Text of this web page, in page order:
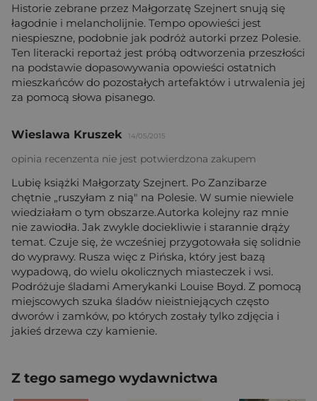
Historie zebrane przez Małgorzatę Szejnert snują się
łagodnie i melancholijnie. Tempo opowieści jest
niespieszne, podobnie jak podróż autorki przez Polesie.
Ten literacki reportaż jest próbą odtworzenia przeszłości
na podstawie dopasowywania opowieści ostatnich
mieszkańców do pozostałych artefaktów i utrwalenia jej
za pomocą słowa pisanego.
Wieslawa Kruszek 14/05/2015
opinia recenzenta nie jest potwierdzona zakupem
Lubię książki Małgorzaty Szejnert. Po Zanzibarze
chętnie „ruszyłam z nią" na Polesie. W sumie niewiele
wiedziałam o tym obszarze.Autorka kolejny raz mnie
nie zawiodła. Jak zwykle dociekliwie i starannie drąży
temat. Czuje się, że wcześniej przygotowała się solidnie
do wyprawy. Rusza więc z Pińska, który jest bazą
wypadową, do wielu okolicznych miasteczek i wsi.
Podróżuje śladami Amerykanki Louise Boyd. Z pomocą
miejscowych szuka śladów nieistniejących często
dworów i zamków, po których zostały tylko zdjęcia i
jakieś drzewa czy kamienie.
Z tego samego wydawnictwa